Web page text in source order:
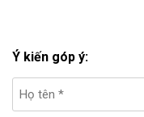
Ý kiến góp ý: